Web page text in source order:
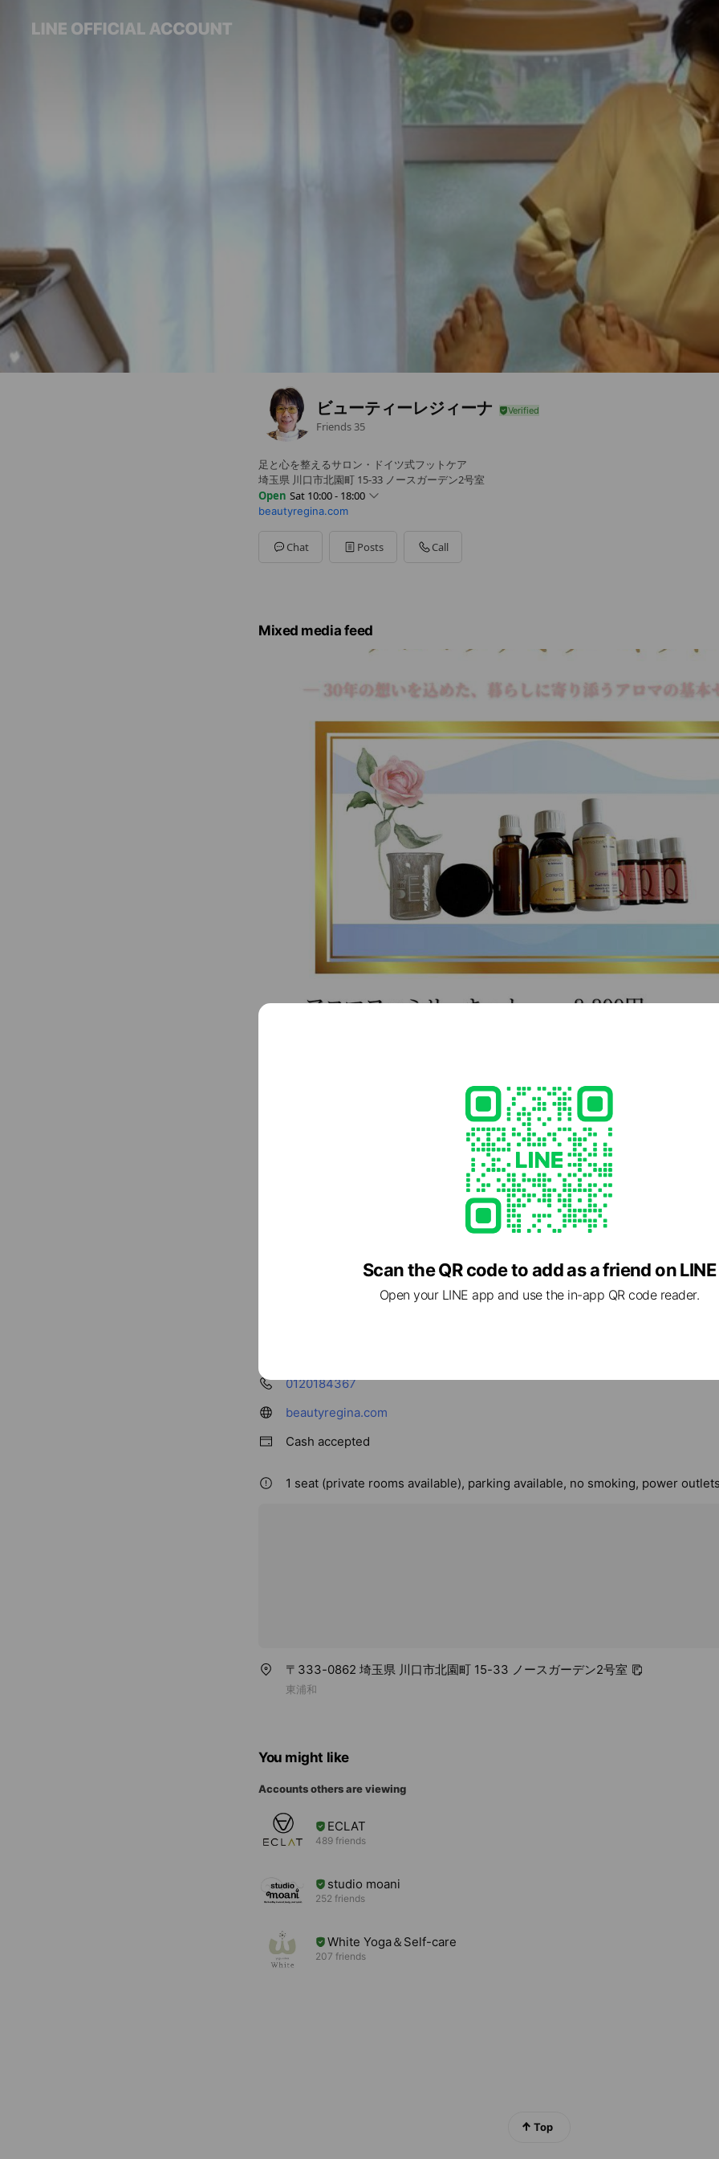
ビューティーレジィーナ
Friends 35
足と心を整えるサロン・ドイツ式フットケア
埼玉県 川口市北園町 15-33 ノースガーデン2号室
Open Sat 10:00 - 18:00
Sun00:00 - 00:00
Tue10:00 - 20:00
beautyregina.com
Chat Posts Call
Mixed media feed
東浦和のフットケアサロン&アロマテラピー
0120184367
beautyregina.com
Cash accepted
1 seat (private rooms available), parking available, no smoking, power
〒333-0862 埼玉県 川口市北園町 15-33 ノースガーデン2号室
東浦和
You might like
Accounts others are viewing
ECLAT
489 friends
studio moani
252 friends
White Yoga＆Self-care
207 friends
Top
Scan the QR code to add as a friend on LINE
Open your LINE app and use the in-app QR code reader.